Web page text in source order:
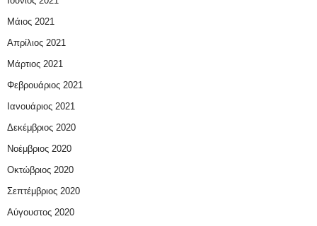
Μάιος 2021
Απρίλιος 2021
Μάρτιος 2021
Φεβρουάριος 2021
Ιανουάριος 2021
Δεκέμβριος 2020
Νοέμβριος 2020
Οκτώβριος 2020
Σεπτέμβριος 2020
Αύγουστος 2020